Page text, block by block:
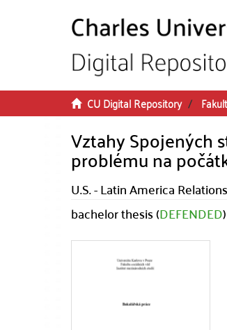
CU Digital Repository
Vztahy Spojených
problému na
U.S. - Latin America
bachelor thesis (DEFENDED)